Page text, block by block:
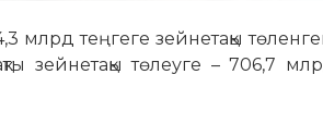
млрд теңгеге зейнетақы
зейнетақы төлеуге – 706,7